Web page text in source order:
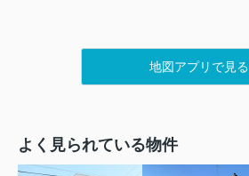
地図アプリで見る
よく見られている物件